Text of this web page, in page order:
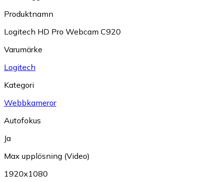
Produktnamn
Logitech HD Pro Webcam C920
Varumärke
Logitech
Kategori
Webbkameror
Autofokus
Ja
Max upplösning (Video)
1920x1080